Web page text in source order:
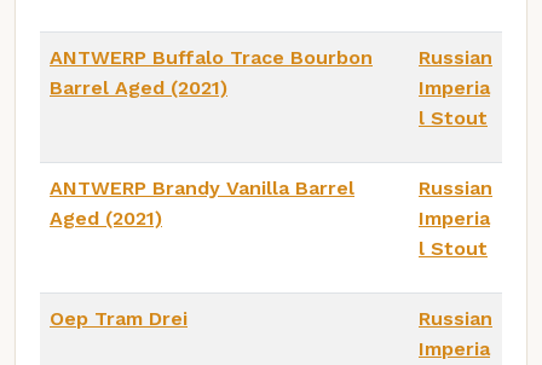
ANTWERP Buffalo Trace Bourbon
Barrel Aged (2021)
Russian
Imperia
l Stout
ANTWERP Brandy Vanilla Barrel
Aged (2021)
Russian
Imperia
l Stout
Oep Tram Drei
Russian
Imperia